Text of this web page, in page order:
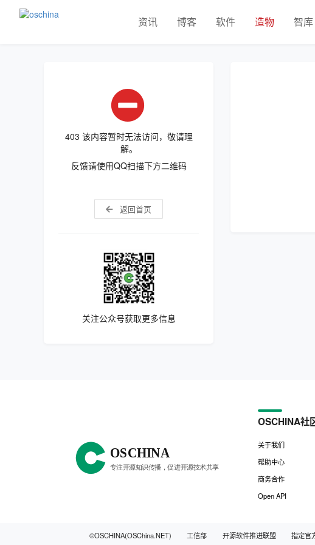
资讯 博客 软件 造物 智库
403 该内容暂时无法访问，敬请理
解。
反馈请使用QQ扫描下方二维码
返回首页
关注公众号获取更多信息
OSCHINA社
关于我们
帮助中心
商务合作
Open API
©OSCHINA(OSChina.NET) 工信部 开源软件推进联盟 指定官